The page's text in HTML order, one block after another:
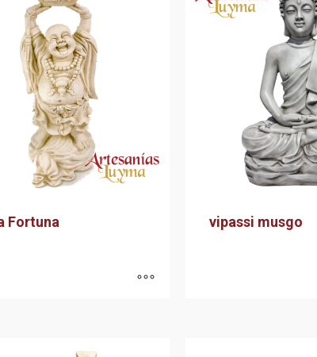
Fortuna vipassi musgo